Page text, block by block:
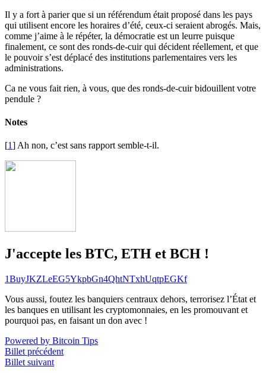
Il y a fort à parier que si un référendum était proposé dans les pays
qui utilisent encore les horaires d’été, ceux-ci seraient abrogés. Mais,
comme j’aime à le répéter, la démocratie est un leurre puisque
finalement, ce sont des ronds-de-cuir qui décident réellement, et que
le pouvoir s’est déplacé des institutions parlementaires vers les
administrations.
Ca ne vous fait rien, à vous, que des ronds-de-cuir bidouillent votre
pendule ?
Notes
[1] Ah non, c’est sans rapport semble-t-il.
J'accepte les BTC, ETH et BCH !
1BuyJKZLeEG5YkpbGn4QhtNTxhUqtpEGKf
Vous aussi, foutez les banquiers centraux dehors, terrorisez l’État et
les banques en utilisant les cryptomonnaies, en les promouvant et
pourquoi pas, en faisant un don avec !
Powered by Bitcoin Tips
Billet précédent
Billet suivant